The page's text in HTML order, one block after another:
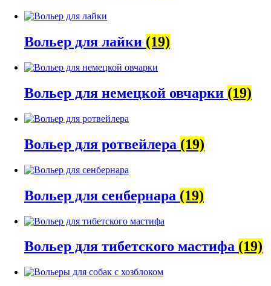
Вольер для лайки (19)
Вольер для немецкой овчарки (19)
Вольер для ротвейлера (19)
Вольер для сенбернара (19)
Вольер для тибетского мастифа (19)